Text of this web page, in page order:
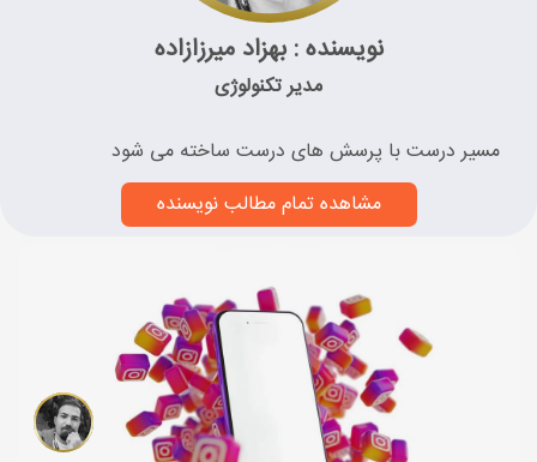
نویسنده : بهزاد میرزازاده
مدیر تکنولوژی
مسیر درست با پرسش های درست ساخته می شود
مشاهده تمام مطالب نویسنده